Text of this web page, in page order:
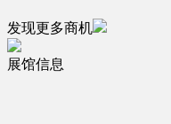
发现更多商机
展馆信息